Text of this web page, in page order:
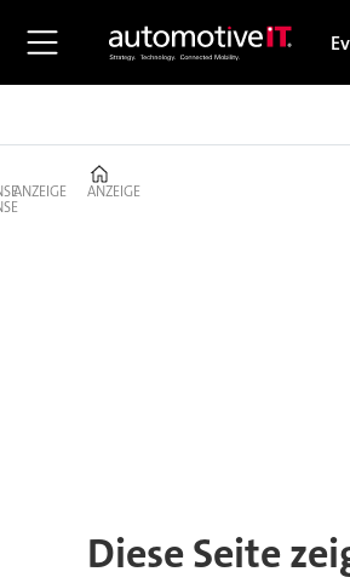
ANZEIGE ANZEIGE
Diese Seite